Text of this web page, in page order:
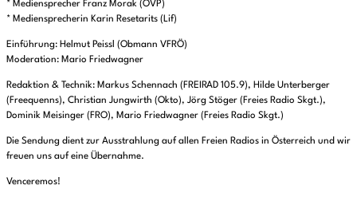
* Mediensprecher Franz Morak (ÖVP)
* Mediensprecherin Karin Resetarits (Lif)
Einführung: Helmut Peissl (Obmann VFRÖ)
Moderation: Mario Friedwagner
Redaktion & Technik: Markus Schennach (FREIRAD 105.9), Hilde Unterberger
(Freequenns), Christian Jungwirth (Okto), Jörg Stöger (Freies Radio Skgt.),
Dominik Meisinger (FRO), Mario Friedwagner (Freies Radio Skgt.)
Die Sendung dient zur Ausstrahlung auf allen Freien Radios in Österreich und wir
freuen uns auf eine Übernahme.
Venceremos!